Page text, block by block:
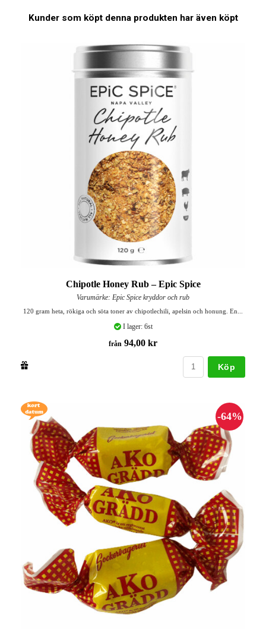
Kunder som köpt denna produkten har även köpt
Chipotle Honey Rub – Epic Spice
Varumärke: Epic Spice kryddor och rub
120 gram heta, rökiga och söta toner av chipotlechili, apelsin och honung. En...
I lager: 6st
från 94,00 kr
Köp